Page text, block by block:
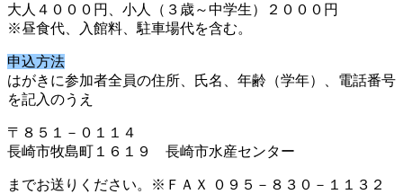
大人４０００円、小人（３歳～中学生）２０００円
※昼食代、入館料、駐車場代を含む。
申込方法
はがきに参加者全員の住所、氏名、年齢（学年）、電話番号
を記入のうえ
〒８５１－０１１４
長崎市牧島町１６１９ 長崎市水産センター
までお送りください。※ＦＡＸ ０９５－８３０－１１３２